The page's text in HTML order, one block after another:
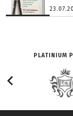
PLATINIUM